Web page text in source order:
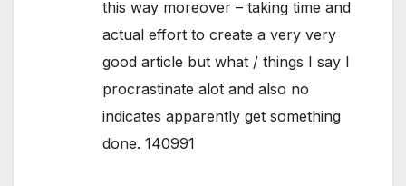
this way moreover – taking time and
actual effort to create a very very
good article but what / things I say I
procrastinate alot and also no
indicates apparently get something
done. 140991